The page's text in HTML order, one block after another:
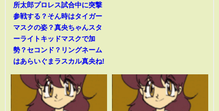
所太郎プロレス試合中に突撃
参戦する？そん時はタイガー
マスクの姿？真央ちゃんスタ
ーライトキッドマスクで加
勢？セコンド？リングネーム
はあらいぐまラスカル真央ね!